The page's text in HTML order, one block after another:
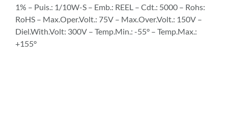
1% – Puis.: 1/10W-S – Emb.: REEL – Cdt.: 5000 – Rohs:
RoHS – Max.Oper.Volt.: 75V – Max.Over.Volt.: 150V –
Diel.With.Volt: 300V – Temp.Min.: -55° – Temp.Max.:
+155°